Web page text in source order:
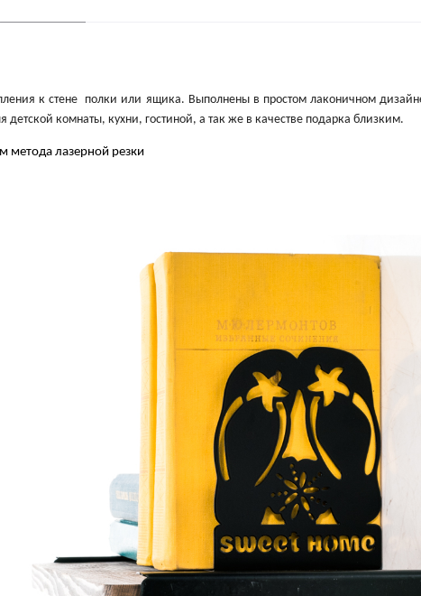
к стене полки или ящика. Выполнены в простом лаконичном
комнаты, кухни, гостиной, а так же в качестве подарка близким.
метода лазерной резки